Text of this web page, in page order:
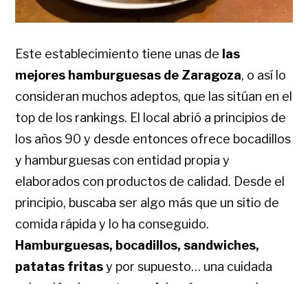
Este establecimiento tiene unas de las
mejores hamburguesas de Zaragoza, o así lo
consideran muchos adeptos, que las sitúan en el
top de los rankings. El local abrió a principios de
los años 90 y desde entonces ofrece bocadillos
y hamburguesas con entidad propia y
elaborados con productos de calidad. Desde el
principio, buscaba ser algo más que un sitio de
comida rápida y lo ha conseguido.
Hamburguesas, bocadillos, sandwiches,
patatas fritasy por supuesto… una cuidada